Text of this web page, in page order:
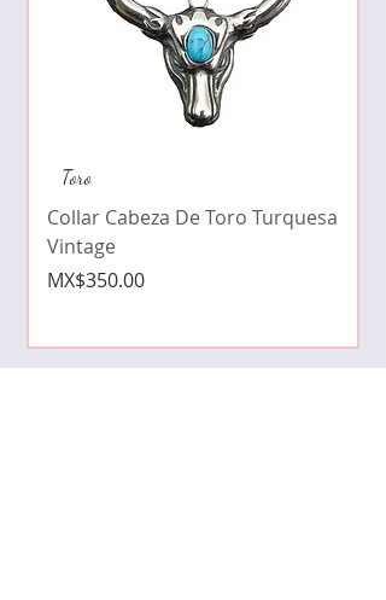
Toro
Collar Cabeza De Toro Turquesa
Vintage
Price
MX$350.00